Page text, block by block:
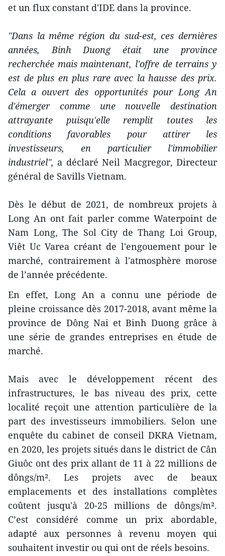
et un flux constant d'IDE dans la province.
"Dans la même région du sud-est, ces dernières
années, Binh Duong était une province
recherchée mais maintenant, l'offre de terrains y
est de plus en plus rare avec la hausse des prix.
Cela a ouvert des opportunités pour Long An
d'émerger comme une nouvelle destination
attrayante puisqu'elle remplit toutes les
conditions favorables pour attirer les
investisseurs, en particulier l'immobilier
industriel", a déclaré Neil Macgregor, Directeur
général de Savills Vietnam.
Dès le début de 2021, de nombreux projets à
Long An ont fait parler comme Waterpoint de
Nam Long, The Sol City de Thang Loi Group,
Viêt Uc Varea créant de l'engouement pour le
marché, contrairement à l'atmosphère morose
de l’année précédente.
En effet, Long An a connu une période de
pleine croissance dès 2017-2018, avant même la
province de Dông Nai et Binh Duong grâce à
une série de grandes entreprises en étude de
marché.
Mais avec le développement récent des
infrastructures, le bas niveau des prix, cette
localité reçoit une attention particulière de la
part des investisseurs immobiliers. Selon une
enquête du cabinet de conseil DKRA Vietnam,
en 2020, les projets situés dans le district de Cân
Giuôc ont des prix allant de 11 à 22 millions de
dôngs/m². Les projets avec de beaux
emplacements et des installations complètes
coûtent jusqu'à 20-25 millions de dôngs/m².
C’est considéré comme un prix abordable,
adapté aux personnes à revenu moyen qui
souhaitent investir ou qui ont de réels besoins.